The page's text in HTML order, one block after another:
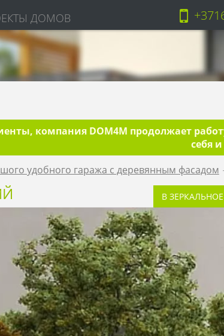
ДОМОВ
компания DOM4M продолжает
себя
удобного гаража с деревянным фасадом
В